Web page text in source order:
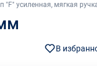
"F" усиленная, мягкая
В